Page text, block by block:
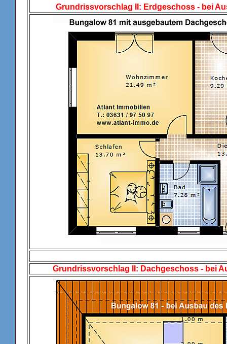
Grundrissvorschlag II: Erdgeschoss - bei
Grundrissvorschlag II: Dachgeschoss - bei